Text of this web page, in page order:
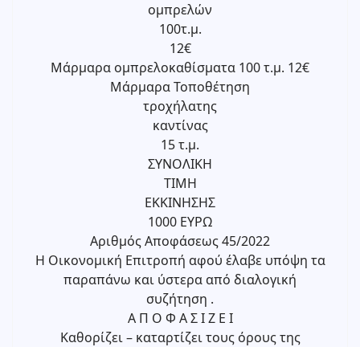
ομπρελών
100τ.μ.
12€
Μάρμαρα ομπρελοκαθίσματα 100 τ.μ. 12€
Μάρμαρα Τοποθέτηση
τροχήλατης
καντίνας
15 τ.μ.
ΣΥΝΟΛΙΚΗ
ΤΙΜΗ
ΕΚΚΙΝΗΣΗΣ
1000 ΕΥΡΩ
Αριθμός Αποφάσεως 45/2022
Η Οικονομική Επιτροπή αφού έλαβε υπόψη τα
παραπάνω και ύστερα από διαλογική
συζήτηση .
Α Π Ο Φ Α Σ Ι Ζ Ε Ι
Καθορίζει – καταρτίζει τους όρους της